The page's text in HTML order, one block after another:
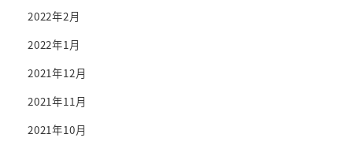
2022年2月
2022年1月
2021年12月
2021年11月
2021年10月